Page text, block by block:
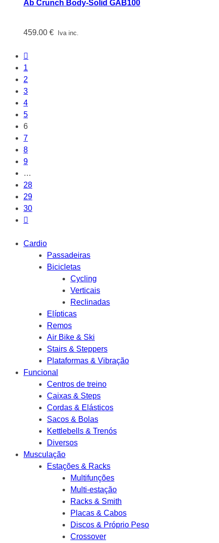
Ab Crunch Body-Solid GAB100
459.00 € Iva inc.
1
2
3
4
5
6
7
8
9
…
28
29
30
Cardio
Passadeiras
Bicicletas
Cycling
Verticais
Reclinadas
Elípticas
Remos
Air Bike & Ski
Stairs & Steppers
Plataformas & Vibração
Funcional
Centros de treino
Caixas & Steps
Cordas & Elásticos
Sacos & Bolas
Kettlebells & Trenós
Diversos
Musculação
Estações & Racks
Multifunções
Multi-estação
Racks & Smith
Placas & Cabos
Discos & Próprio Peso
Crossover